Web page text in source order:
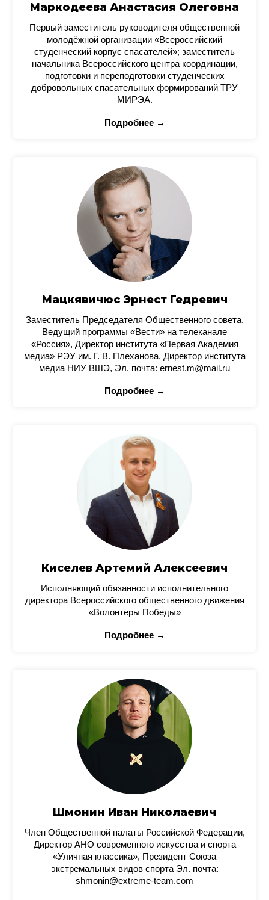
Маркодеева Анастасия Олеговна
Первый заместитель руководителя общественной
молодёжной организации «Всероссийский
студенческий корпус спасателей»; заместитель
начальника Всероссийского центра координации,
подготовки и переподготовки студенческих
добровольных спасательных формирований ТРУ
МИРЭА.
Подробнее →
Мацкявичюс Эрнест Гедревич
Заместитель Председателя Общественного совета,
Ведущий программы «Вести» на телеканале
«Россия», Директор института «Первая Академия
медиа» РЭУ им. Г. В. Плеханова, Директор института
медиа НИУ ВШЭ, Эл. почта: ernest.m@mail.ru
Подробнее →
Киселев Артемий Алексеевич
Исполняющий обязанности исполнительного
директора Всероссийского общественного движения
«Волонтеры Победы»
Подробнее →
Шмонин Иван Николаевич
Член Общественной палаты Российской Федерации,
Директор АНО современного искусства и спорта
«Уличная классика», Президент Союза
экстремальных видов спорта Эл. почта:
shmonin@extreme-team.com